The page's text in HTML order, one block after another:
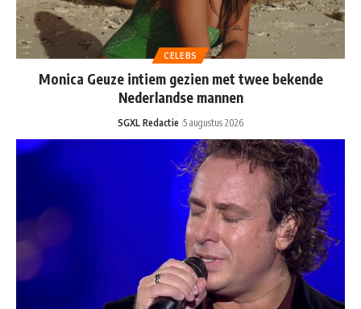
CELEBS
Monica Geuze intiem gezien met twee bekende
Nederlandse mannen
SGXL Redactie 5 augustus 2026